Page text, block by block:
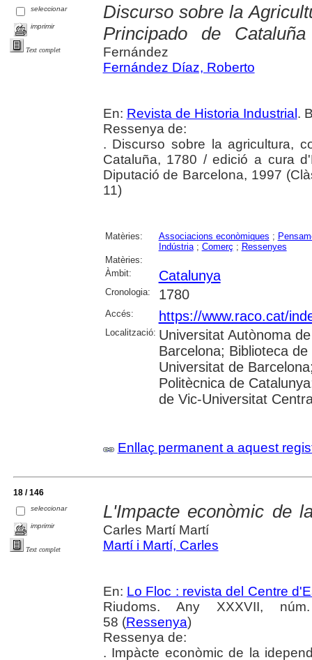
seleccionar
imprimir
Text complet
Discurso sobre la
Principado de
Fernández
Fernández Díaz, Roberto
En: Revista de Historia Industrial .
Ressenya de:
. Discurso sobre la agricultura,
Cataluña, 1780 / edició a cura
Diputació de Barcelona, 1997
11)
Matèries: Associacions econòmiques ;
Indústria; Comerç ; Ressenyes
Matèries:
Àmbit:
Catalunya
Cronologia: 1780
Accés: https://www.raco.cat/
Localització: Universitat Autònoma
Barcelona; Biblioteca
Universitat de
Politècnica de
de Vic-Universitat
Enllaç permanent a aquest
18 / 146
seleccionar
imprimir
Text complet
L'Impacte econòmic de
Carles Martí Martí
Martí i Martí, Carles
En: Lo Floc : revista del Centre
Riudoms. Any XXXVII,
58 (Ressenya)
Ressenya de:
. Impàcte econòmic de la